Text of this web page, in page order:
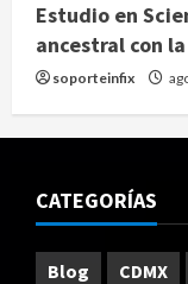
Estudio en
ancestral con
soporteinfix
CATEGORÍAS
Blog CDMX